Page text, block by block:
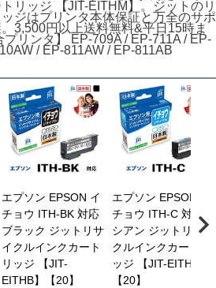
リッジ 【JIT-EITHM】。ジットのリ
ジはプリンタ本体保証と万全のサポ
3,500円以上送料無料&平日15時ま
リンタ】 EP-709A / EP-711A / EP-
/ EP-811AW / EP-811AB
エプソン EPSON イ
チョウ ITH-BK 対応
ブラック ジットリサ
イクルインクカート
リッジ 【JIT-
EITHB】【20】
エプソン EPSON イ
チョウ ITH-C 対応
シアン ジットリサイ
クルインクカートリ
ッジ 【JIT-EITHC】
【20】